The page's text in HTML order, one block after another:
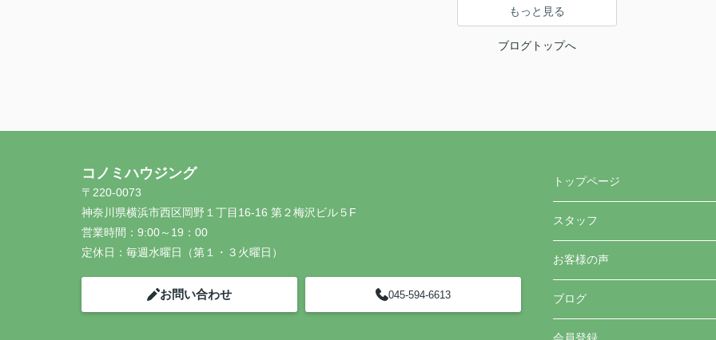
もっと見る
ブログトップへ
コノミハウジング
〒220-0073
神奈川県横浜市西区岡野１丁目16-16 第２梅沢ビル５F
営業時間： 9:00～19：00
定休日： 毎週水曜日（第１・３火曜日）
お問い合わせ 045-594-6613
トップページ
スタッフ
お客様の声
ブログ